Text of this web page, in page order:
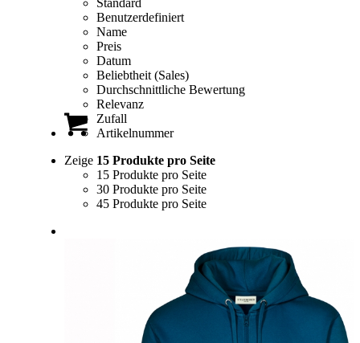
Standard
Benutzerdefiniert
Name
Preis
Datum
Beliebtheit (Sales)
Durchschnittliche Bewertung
Relevanz
Zufall
Artikelnummer
Zeige 15 Produkte pro Seite
15 Produkte pro Seite
30 Produkte pro Seite
45 Produkte pro Seite